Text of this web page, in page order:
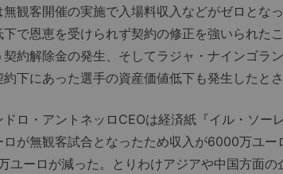
観客開催の実施で入場料収入などがゼロとな
下で恩恵を受けられず契約の修正を強いられた
約解除金の発生、そしてラジャ・ナインゴラ
下にあった選手の資産価値低下も発生したとさ
ロ・アントネッロCEOは経済紙『イル・ソー
ロが無観客試合となったため収入が6000万ユ
ユーロが減った。とりわけアジアや中国方面